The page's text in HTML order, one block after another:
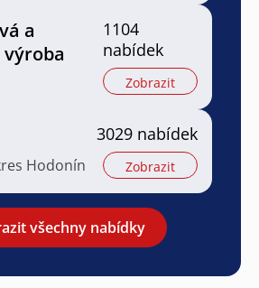
a
1104
nabídek
Zobrazit
Hodonín
3029 nabídek
Zobrazit
všechny nabídky